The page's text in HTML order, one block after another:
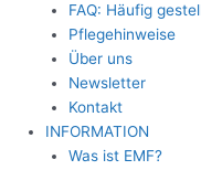
FAQ: Häufig
Pflegehinweise
Über uns
Newsletter
Kontakt
INFORMATION
Was ist EMF?